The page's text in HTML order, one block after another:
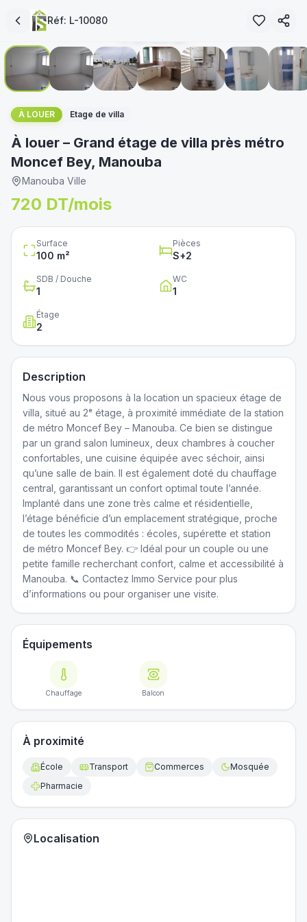
Réf: L-10080 1/10
غير متوفر
immoservice.tn
À LOUER Etage de villa
À louer – Grand étage de villa près métro
Moncef Bey, Manouba
Manouba Ville
720 DT/mois
Surface
100 m²
Pièces
S+2
SDB / Douche
1
WC
1
Étage
2
Description
Nous vous proposons à la location un spacieux étage de
villa, situé au 2ᵉ étage, à proximité immédiate de la station
de métro Moncef Bey – Manouba. Ce bien se distingue
par un grand salon lumineux, deux chambres à coucher
confortables, une cuisine équipée avec séchoir, ainsi
qu’une salle de bain. Il est également doté du chauffage
central, garantissant un confort optimal toute l’année.
Implanté dans une zone très calme et résidentielle,
l’étage bénéficie d’un emplacement stratégique, proche
de toutes les commodités : écoles, supérette et station
de métro Moncef Bey. 👉 Idéal pour un couple ou une
petite famille recherchant confort, calme et accessibilité à
Manouba. 📞 Contactez Immo Service pour plus
d’informations ou pour organiser une visite.
Équipements
Chauffage Balcon
À proximité
École Transport Commerces
Mosquée
Pharmacie
Localisation